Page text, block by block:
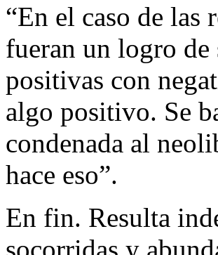
“En el caso de las
fueran un logro de
positivas con
algo positivo. Se
condenada al
hace eso”.
En fin. Resulta
socorridas y